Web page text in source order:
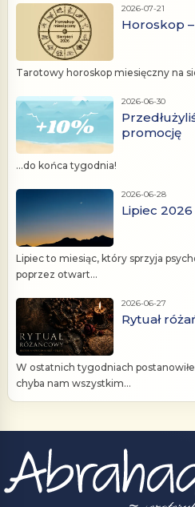
2026-07-21
Horoskop
Tarotowy horoskop miesięczny na
2026-06-30
promocję
...do końca tygodnia!
2026-06-28
Lipiec
Lipiec to miesiąc, który sprzyja
poprzez otwart...
2026-06-27
Rytuał
W ostatnich tygodniach
chyba nam wszystkim...